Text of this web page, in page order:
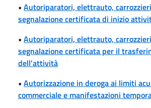
• Autoriparatori, elettrauto,
segnalazione certificata di inizio
• Autoriparatori, elettrauto,
segnalazione certificata per il
dell'attività
• Autorizzazione in deroga ai limiti
commerciale e manifestazioni